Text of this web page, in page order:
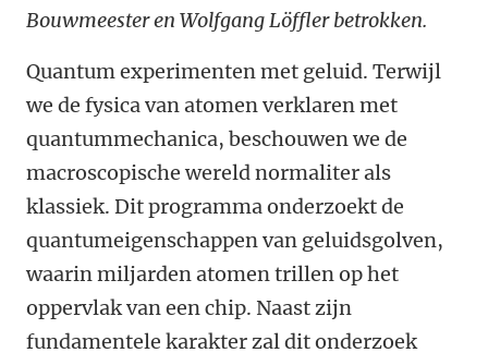
Bouwmeester en Wolfgang Löffler betrokken.
Quantum experimenten met geluid. Terwijl
we de fysica van atomen verklaren met
quantummechanica, beschouwen we de
macroscopische wereld normaliter als
klassiek. Dit programma onderzoekt de
quantumeigenschappen van geluidsgolven,
waarin miljarden atomen trillen op het
oppervlak van een chip. Naast zijn
fundamentele karakter zal dit onderzoek